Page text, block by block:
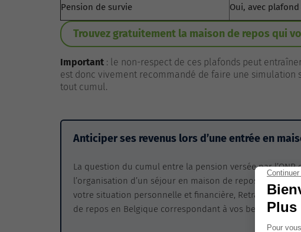
Pension de survie Oui, avec
Trouvez gratuitement la maison de repos qui
Important : le non-respect de ces plafonds peut
est donc vivement recommandé de faire une simulation
tout cumul.
Anticiper ses revenus lors d’une entrée en
La question du cumul entre la pension versée par
l’organisation d’un séjour en maison de repos. Si vous
votre situation personnelle et financière, Retraite Plus
de repos en Belgique correspondant à vos besoins.